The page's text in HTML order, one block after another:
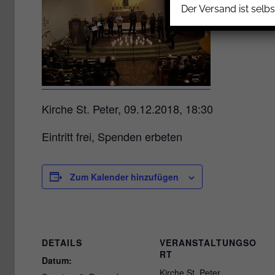
Kirche St. Peter, 09.12.2018, 18:30
Eintritt frei, Spenden erbeten
Zum Kalender hinzufügen
DETAILS
Datum:
VERANSTALTUNGSO
RT
Kirche St. Peter
Der Versand ist